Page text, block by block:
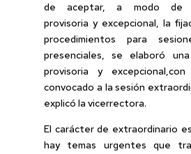
de aceptar, a modo de
provisoria y excepcional, la
procedimientos para
presenciales, se elaboró
provisoria y
convocado a la sesión
explicó la vicerrectora.
El carácter de extraordinario
hay temas urgentes que